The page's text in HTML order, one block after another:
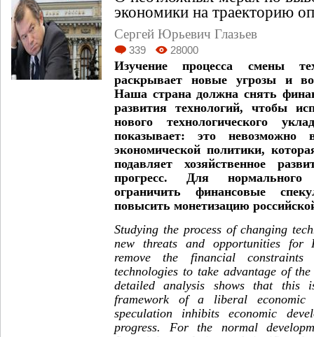
экономики на траекторию
Сергей Юрьевич Глазьев
339 28000
Изучение процесса смены
раскрывает новые угрозы и
Наша страна должна снять
развития технологий, чтобы
нового технологического
показывает: это невозможно
экономической политики,
подавляет хозяйственное
прогресс. Для нормального
ограничить финансовые
повысить монетизацию
Studying the process of changing
new threats and opportunities for
remove the financial
technologies to take advantage of
detailed analysis shows that this
framework of a liberal economic
speculation inhibits economic
progress. For the normal